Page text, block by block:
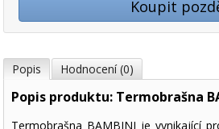
Koupit
Popis Hodnocení (0)
Popis produktu: Termobrašna
Termobrašna BAMBINI je vynikající